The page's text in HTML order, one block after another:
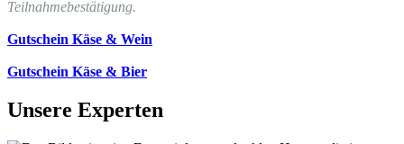
Teilnahmebestätigung.
Gutschein Käse & Wein
Gutschein Käse & Bier
Unsere Experten